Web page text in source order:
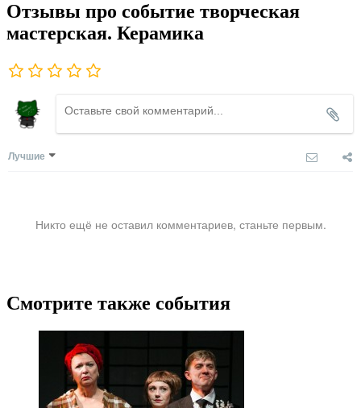
Отзывы про событие творческая
мастерская. Керамика
Лучшие
Никто ещё не оставил комментариев, станьте первым.
Смотрите также события